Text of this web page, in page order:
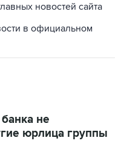
новостей сайта
в официальном
не
юрлица группы